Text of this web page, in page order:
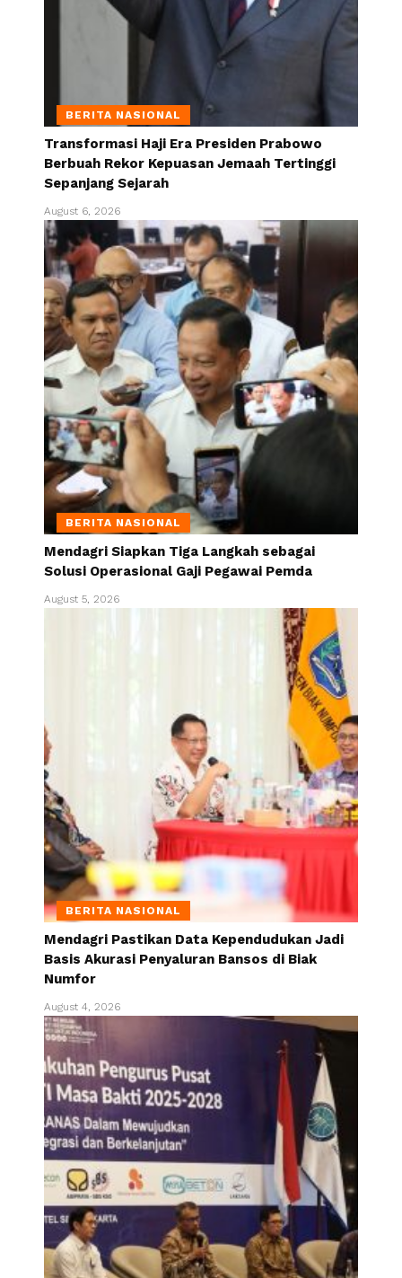
BERITA NASIONAL
Transformasi Haji Era Presiden Prabowo
Berbuah Rekor Kepuasan Jemaah Tertinggi
Sepanjang Sejarah
August 6, 2026
BERITA NASIONAL
Mendagri Siapkan Tiga Langkah sebagai
Solusi Operasional Gaji Pegawai Pemda
August 5, 2026
BERITA NASIONAL
Mendagri Pastikan Data Kependudukan Jadi
Basis Akurasi Penyaluran Bansos di Biak
Numfor
August 4, 2026